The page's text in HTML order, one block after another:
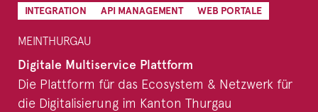
INTEGRATION API MANAGEMENT WEB PORTALE
MEINTHURGAU
Digitale Multiservice Plattform
Die Plattform für das Ecosystem & Netzwerk für
die Digitalisierung im Kanton Thurgau